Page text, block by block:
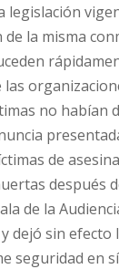
legislación
la misma
no habían
de
después
de la
dejó sin
seguridad en